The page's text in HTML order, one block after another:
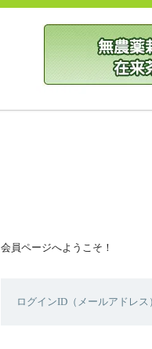
会員ページへようこそ！
ログインID（メールアドレ